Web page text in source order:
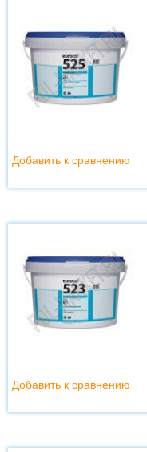
Добавить к сравнению
Добавить к сравнению